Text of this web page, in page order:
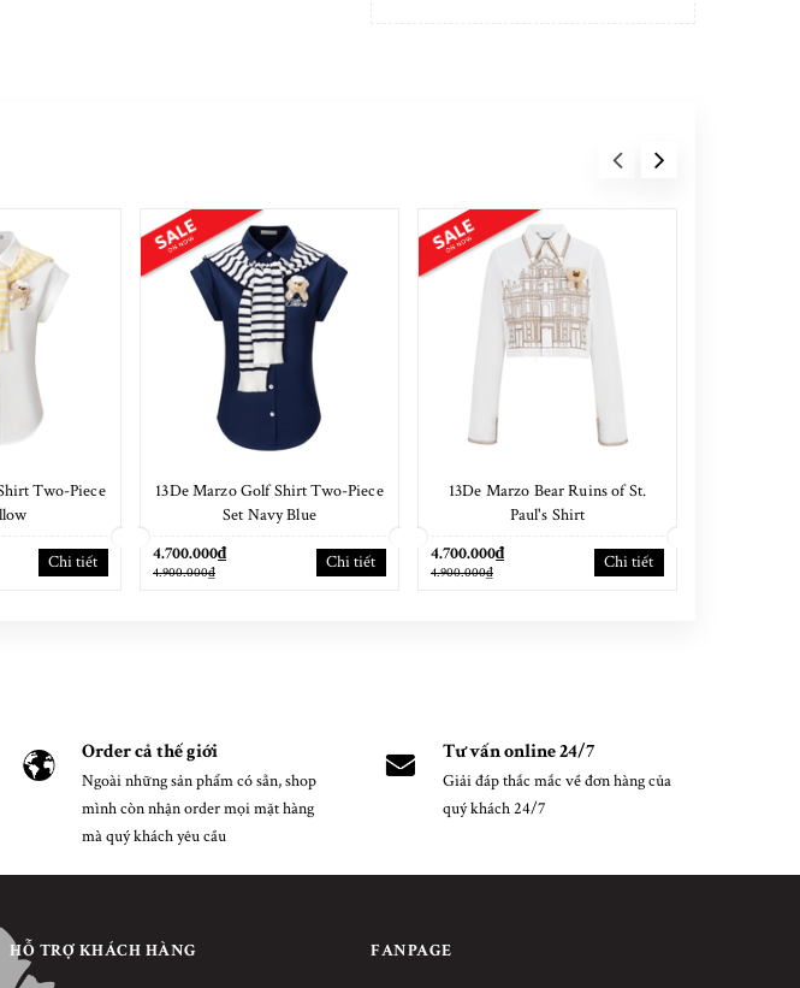
Two-Piece
Chi tiết
13De Marzo Golf Shirt Two-Piece
Set Navy Blue
4.700.000₫
4.900.000₫ Chi tiết
13De Marzo Bear Ruins of St.
Paul's Shirt
4.700.000₫
4.900.000₫ Chi tiết
Order cả thế giới
Ngoài những sản phẩm có sẵn, shop
mình còn nhận order mọi mặt hàng
mà quý khách yêu cầu
Tư vấn online 24/7
Giải đáp thắc mắc về đơn hàng của
quý khách 24/7
HỖ TRỢ KHÁCH HÀNG FANPAGE